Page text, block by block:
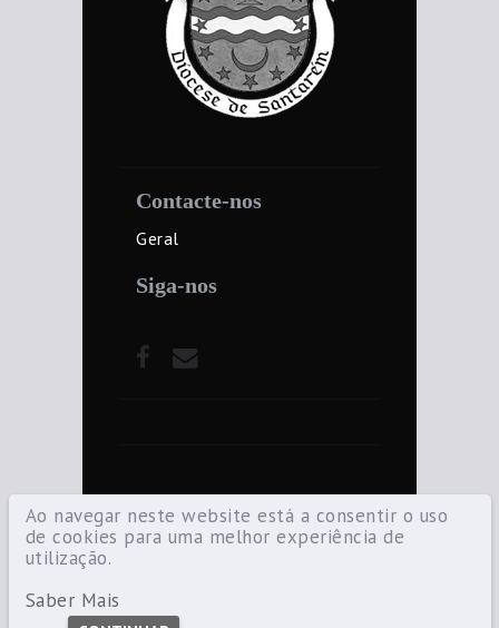
Ao navegar neste website está a consentir o uso
de cookies para uma melhor experiência de
utilização.
Saber Mais
Contacte-nos
Geral
Siga-nos
©2021 Diocese de Santarém — Todos os
direitos reservados.